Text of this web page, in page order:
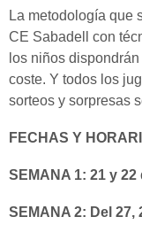
La metodología que
CE Sabadell con
los niños
coste. Y todos los
sorteos y sorpresas
FECHAS Y
SEMANA 1: 21 y
SEMANA 2: Del 27,